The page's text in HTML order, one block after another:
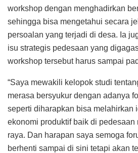
workshop dengan menghadirkan
sehingga bisa mengetahui secara
persoalan yang terjadi di desa. Ia
isu strategis pedesaan yang
workshop tersebut harus sampai
“Saya mewakili kelopok studi
merasa bersyukur dengan adanya
seperti diharapkan bisa melahirkan
ekonomi produktif baik di pedesaan
raya. Dan harapan saya semoga
berhenti sampai di sini tetapi akan